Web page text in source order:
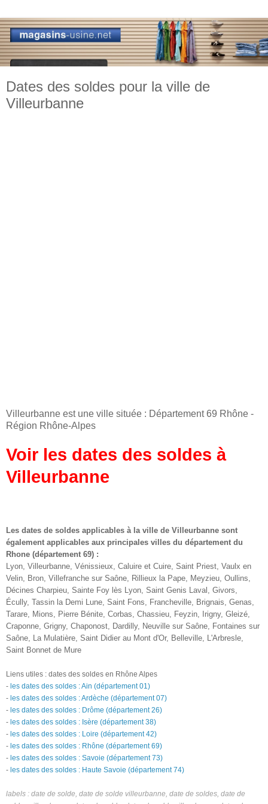
Dates des soldes pour la ville de
Villeurbanne
Villeurbanne est une ville située : Département 69 Rhône -
Région Rhône-Alpes
Voir les dates des soldes à
Villeurbanne
Les dates de soldes applicables à la ville de Villeurbanne sont
également applicables aux principales villes du département du
Rhone (département 69) :
Lyon, Villeurbanne, Vénissieux, Caluire et Cuire, Saint Priest, Vaulx en
Velin, Bron, Villefranche sur Saône, Rillieux la Pape, Meyzieu, Oullins,
Décines Charpieu, Sainte Foy lès Lyon, Saint Genis Laval, Givors,
Écully, Tassin la Demi Lune, Saint Fons, Francheville, Brignais, Genas,
Tarare, Mions, Pierre Bénite, Corbas, Chassieu, Feyzin, Irigny, Gleizé,
Craponne, Grigny, Chaponost, Dardilly, Neuville sur Saône, Fontaines sur
Saône, La Mulatière, Saint Didier au Mont d'Or, Belleville, L'Arbresle,
Saint Bonnet de Mure
Liens utiles : dates des soldes en Rhône Alpes
- les dates des soldes : Ain (département 01)
- les dates des soldes :Ardèche (département 07)
- les dates des soldes : Drôme (département 26)
- les dates des soldes : Isère (département 38)
- les dates des soldes : Loire (département 42)
- les dates des soldes : Rhône (département 69)
- les dates des soldes : Savoie (département 73)
- les dates des soldes : Haute Savoie (département 74)
labels : date de solde, date de solde villeurbanne, date de soldes, date de